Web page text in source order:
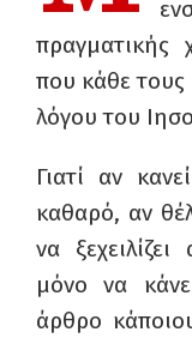
πραγματικής
που κάθε
λόγου του
Γιατί αν
καθαρό, αν
να
μόνο να
άρθρο